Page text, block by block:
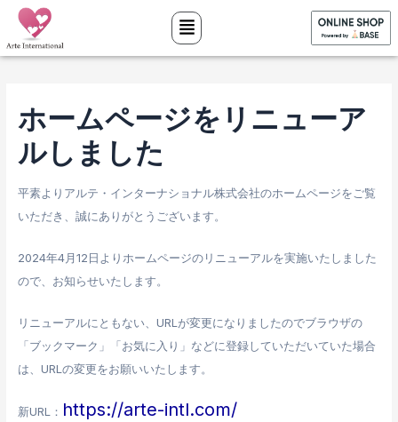
を
ホームページをリニューア
ルしました
平素よりアルテ・インターナショナル株式会社のホームページをご覧
いただき、誠にありがとうございます。
2024年4月12日よりホームページのリニューアルを実施いたしました
ので、お知らせいたします。
リニューアルにともない、URLが変更になりましたのでブラウザの
「ブックマーク」「お気に入り」などに登録していただいていた場合
は、URLの変更をお願いいたします。
新URL： https://arte-intl.com/
Post
navigation